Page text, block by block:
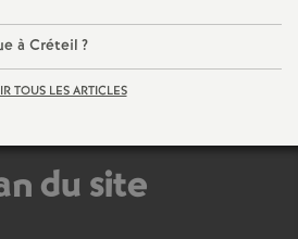
à Créteil ?
TOUS LES ARTICLES
du site